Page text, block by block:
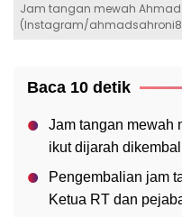
Jam tangan mewah
(Instagram/
Baca 10 detik
Jam tangan mewah
ikut dijarah
Pengembalian jam
Ketua RT dan